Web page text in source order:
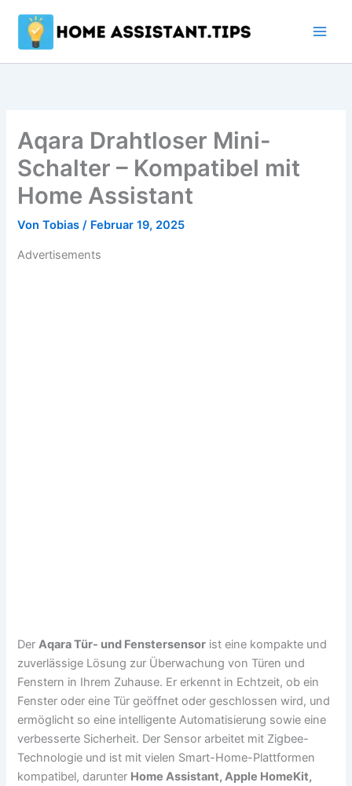
Inhalt
springen
Aqara Drahtloser Mini-
Schalter – Kompatibel mit
Home Assistant
VonTobias/ Februar 19, 2025
Advertisements
DerAqara Tür- und Fenstersensor ist eine kompakte und
zuverlässige Lösung zur Überwachung von Türen und
Fenstern in Ihrem Zuhause. Er erkennt in Echtzeit, ob ein
Fenster oder eine Tür geöffnet oder geschlossen wird, und
ermöglicht so eine intelligente Automatisierung sowie eine
verbesserte Sicherheit. Der Sensor arbeitet mit Zigbee-
Technologie und ist mit vielen Smart-Home-Plattformen
kompatibel, darunter Home Assistant, Apple HomeKit,